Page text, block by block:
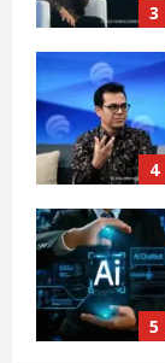
4
5
1